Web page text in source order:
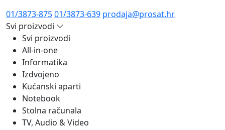
01/3873-87501/3873-639 prodaja@prosat.hr
Svi proizvodi
Svi proizvodi
All-in-one
Informatika
Izdvojeno
Kućanski aparti
Notebook
Stolna računala
TV, Audio & Video